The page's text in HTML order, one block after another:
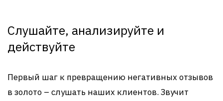
Слушайте, анализируйте и
действуйте
Первый шаг к превращению негативных отзывов
в золото – слушать наших клиентов. Звучит